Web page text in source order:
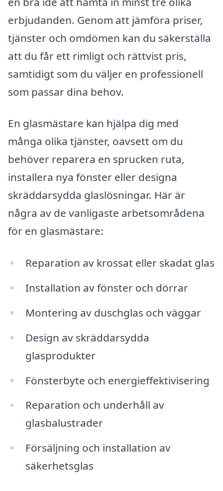
erbjudanden. Genom att jämföra priser,
tjänster och omdömen kan du säkerställa
att du får ett rimligt och rättvist pris,
samtidigt som du väljer en professionell
som passar dina behov.
En glasmästare kan hjälpa dig med
många olika tjänster, oavsett om du
behöver reparera en sprucken ruta,
installera nya fönster eller designa
skräddarsydda glaslösningar. Här är
några av de vanligaste arbetsområdena
för en glasmästare:
Reparation av krossat eller skadat glas
Installation av fönster och dörrar
Montering av duschglas och väggar
Design av skräddarsydda
glasprodukter
Fönsterbyte och energieffektivisering
Reparation och underhåll av
glasbalustrader
Försäljning och installation av
säkerhetsglas